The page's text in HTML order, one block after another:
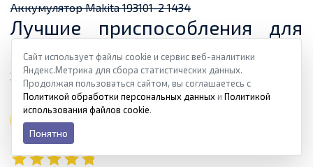
Аккумулятор Makita 193101-2 1434
Лучшие приспособления для
бренда Bosch
Здесь подобраны батареи для приборов Bosch.
5 Hammer AKB1215
Сайт использует файлы cookie и сервис веб-аналитики
Яндекс.Метрика для сбора статистических данных.
Продолжая пользоваться сайтом, вы соглашаетесь с
Политикой обработки персональных данных и Политикой
использования файлов cookie.
Понятно